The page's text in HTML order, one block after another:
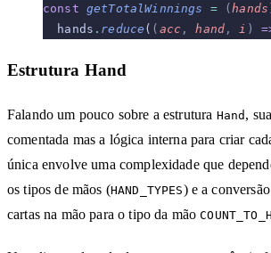
const getTotalWinnings = (hands
  hands
. reduce ( ( acc , hand , i )
Estrutura Hand
Falando um pouco sobre a estrutura Hand ,
comentada mas a lógica interna para criar
única envolve uma complexidade que
os tipos de mãos (HAND_TYPES) e a
cartas na mão para o tipo da mão